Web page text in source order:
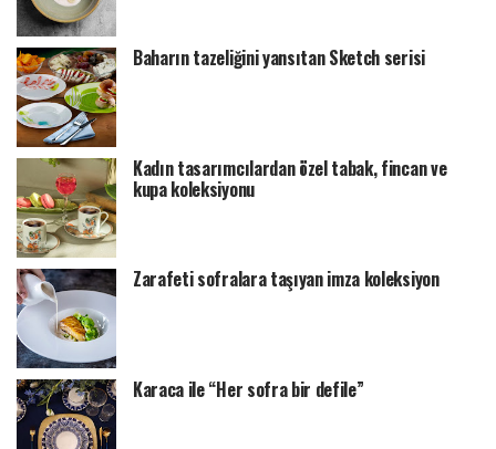
Baharın tazeliğini yansıtan Sketch serisi
Kadın tasarımcılardan özel tabak, fincan ve
kupa koleksiyonu
Zarafeti sofralara taşıyan imza koleksiyon
Karaca ile “Her sofra bir defile”